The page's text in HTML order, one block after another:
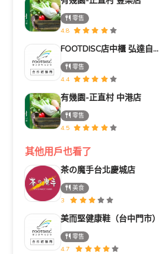
零售
4.8
FOOTDISC店中櫃 弘達自轉車
零售
4.4
有幾園-正直村 中港店
零售
4.5
其他用戶也看了
茶の魔手台北慶城店
美食
3
美而堅健康鞋（台中門市）
零售
4.7